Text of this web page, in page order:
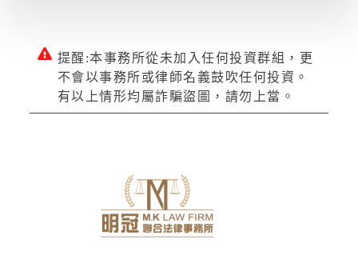
提醒:本事務所從未加入任何投資群組，更
不會以事務所或律師名義鼓吹任何投資。
有以上情形均屬詐騙盜圖，請勿上當。